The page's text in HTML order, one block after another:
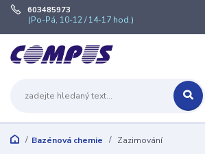
603485973
(Po-Pá, 10-12 / 14-17 hod.)
Bazénová chemie Zazimování